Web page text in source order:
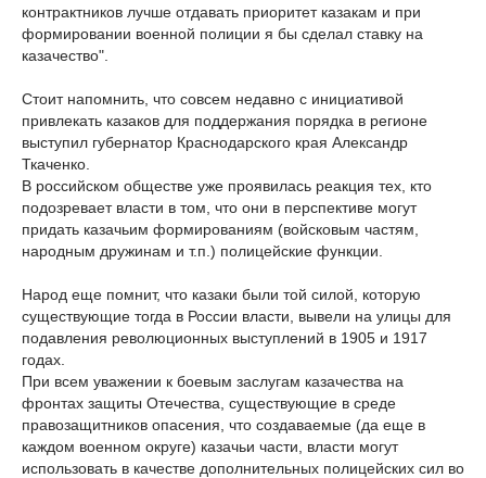
контрактников лучше отдавать приоритет казакам и при
формировании военной полиции я бы сделал ставку на
казачество".
Стоит напомнить, что совсем недавно с инициативой
привлекать казаков для поддержания порядка в регионе
выступил губернатор Краснодарского края Александр
Ткаченко.
В российском обществе уже проявилась реакция тех, кто
подозревает власти в том, что они в перспективе могут
придать казачьим формированиям (войсковым частям,
народным дружинам и т.п.) полицейские функции.
Народ еще помнит, что казаки были той силой, которую
существующие тогда в России власти, вывели на улицы для
подавления революционных выступлений в 1905 и 1917
годах.
При всем уважении к боевым заслугам казачества на
фронтах защиты Отечества, существующие в среде
правозащитников опасения, что создаваемые (да еще в
каждом военном округе) казачьи части, власти могут
использовать в качестве дополнительных полицейских сил во